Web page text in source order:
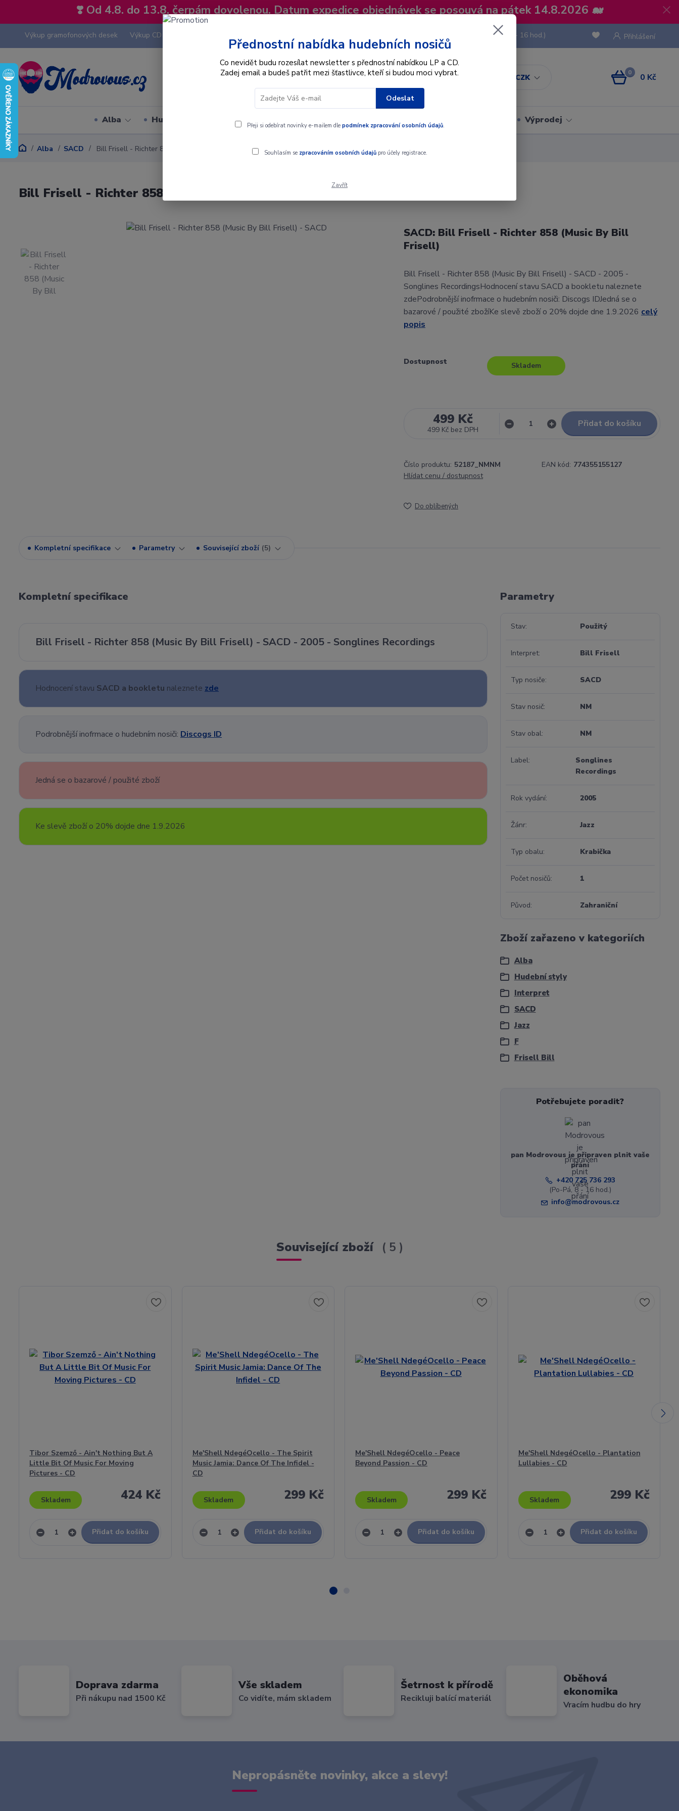
❣️ Od 4.8. do 13.8. čerpám dovolenou. Datum expedice objednávek se posouvá na pátek 14.8.2026 🐋
Výkup gramofonových desek Výkup CD
CZK
Přihlášení
Hledat
(Po-Pá, 8 - 16 hod.)
0 0 Kč
Alba Hudební styly Interpret Dárkové poukazy Výprodej
Alba SACD Bill Frisell - Richter 858 (Music By Bill Frisell) - SACD
Bill Frisell - Richter 858 (Music By Bill Frisell) - SACD
SACD: Bill Frisell - Richter 858 (Music By Bill
Frisell)
Bill Frisell - Richter 858 (Music By Bill Frisell) - SACD - 2005 -
Songlines RecordingsHodnocení stavu SACD a bookletu naleznete
zdePodrobnější inofrmace o hudebním nosiči: Discogs IDJedná se o
bazarové / použité zbožíKe slevě zboží o 20% dojde dne 1.9.2026 celý
popis
Dostupnost Skladem
499 Kč
499 Kč bez DPH
Přidat do košíku
Číslo produktu: 52187_NMNM EAN kód: 774355155127
Hlídat cenu / dostupnost
Do oblíbených
Kompletní specifikace Parametry Související zboží 5
Kompletní specifikace
Bill Frisell - Richter 858 (Music By Bill Frisell) - SACD - 2005 - Songlines Recordings
Hodnocení stavu SACD a bookletu naleznete zde
Podrobnější inofrmace o hudebním nosiči: Discogs ID
Jedná se o bazarové / použité zboží
Ke slevě zboží o 20% dojde dne 1.9.2026
Parametry
Stav Použitý
Interpret Bill Frisell
Typ nosiče SACD
Stav nosič NM
Stav obal NM
Label
Songlines
Recordings
Rok vydání 2005
Žánr Jazz
Typ obalu Krabička
Počet nosičů 1
Původ Zahraniční
Zboží zařazeno v kategoriích
Alba
Hudební styly
Interpret
SACD
Jazz
F
Frisell Bill
Potřebujete poradit?
pan Modrovous je připraven plnit vaše
přání
+420 725 736 293
(Po-Pá, 8 - 16 hod.)
info@modrovous.cz
Související zboží 5
Tibor Szemző - Ain't Nothing But A
Little Bit Of Music For Moving
Pictures - CD
424 Kč
Skladem
Přidat do košíku
Me'Shell NdegéOcello - The Spirit
Music Jamia: Dance Of The Infidel -
CD
299 Kč
Skladem
Přidat do košíku
Me'Shell NdegéOcello - Peace
Beyond Passion - CD
299 Kč
Skladem
Přidat do košíku
Me'Shell NdegéOcello - Plantation
Lullabies - CD
299 Kč
Skladem
Přidat do košíku
Doprava zdarma
Při nákupu nad 1500 Kč
Vše skladem
Co vidíte, mám skladem
Šetrnost k přírodě
Recikluji balící materiál
Oběhová
ekonomika
Vracím hudbu do hry
Nepropásněte novinky, akce a slevy!
Přednostní nabídka hudebních nosičů
Co nevidět budu rozesílat newsletter s přednostní nabídkou LP a CD.
Zadej email a budeš patřit mezi šťastlivce, kteří si budou moci vybrat.
Odeslat
Přeji si odebírat novinky e-mailem dle podmínek zpracování osobních údajů.
Souhlasím se zpracováním osobních údajůpro účely registrace.
Zavřít